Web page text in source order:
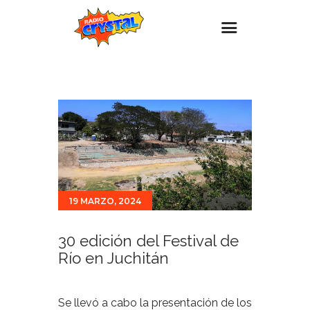
Estaciones
Eventos
Promociones
Noticias
Para ti
19 MARZO, 2024
30 edición del Festival de
Río en Juchitán
Se llevó a cabo la presentación de los